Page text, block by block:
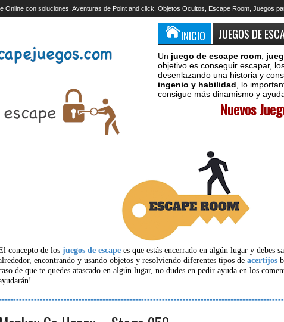
Online con soluciones, Aventuras de Point and click, Objetos Ocultos, Escape Room, Juegos
INICIO JUEGOS DE
Un juego de escape room
objetivo es conseguir escapar,
desenlazando una historia y
ingenio y habilidad , lo
consigue más dinamismo y
Nuevos
concepto de losjuegos de escape es que estás encerrado en algún lugar y debes
encontrando y usando objetos y resolviendo diferentes tipos deacertijos
de que te quedes atascado en algún lugar, no dudes en pedir ayuda en los